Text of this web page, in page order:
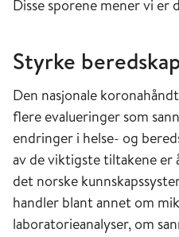
Disse sporene mener vi er
Styrke
Den nasjonale
flere evalueringer som
endringer i helse- og
av de viktigste tiltakene er
det norske
handler blant annet om
laboratorieanalyser, om